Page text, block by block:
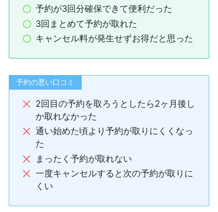
予約が3回分確保できて便利だった
3回まとめて予約が取れた
キャンセル料が発生せずお得だと思った
予約の悪い口コミ
2回目の予約を取ろうとしたら2ヶ月後し
か取れなかった
通い始めた頃より予約が取りにくくなっ
た
まったく予約が取れない
一度キャンセルすると次の予約が取りに
くい